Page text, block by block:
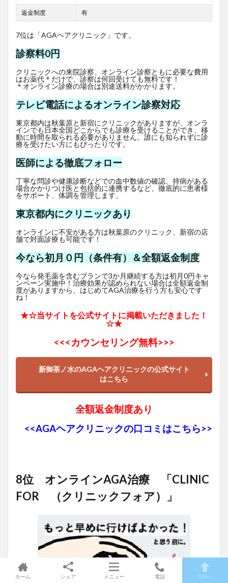
返金制度 有
7位は「AGAヘアクリニック」です。
診察料0円
クリニックへの来院診察、オンライン診察ともに必要な費用
はお薬代＊だけで、診察は何回受けても無料です！
＊オンライン診療の場合は別途送料がかかります。
テレビ電話によるオンライン診察対応
東京都内は秋葉原と新宿にクリニックがありますが、オンラ
インでも日本全国どこからでも診療を受けることができ、移
動に時間を取られる必要がありません。誰にも知られずに診
療を受けたい方にもぴったりです。
医師による徹底フォロー
丁寧な問診や健康診断などでの血中数値の確認、持病がある
場合かかりつけ医と包括的に連携するなど、徹底的に患者様
をサポート、体調を管理します。
東京都内にクリニックあり
オンラインに不安がある方は秋葉原のクリニック、新宿の店
舗で対面診療も可能です！
今なら初月０円（条件有）＆全額返金制度
今なら発毛薬を含むプランで3か月継続する方は初月0円キャ
ンペーン実施中！治療効果が認められない場合は全額返金制
度がありますから、はじめてAGA治療を行う方も安心です
ね！
★☆当サイトを公式サイトに掲載いただきました！
☆★
<<<カウンセリング無料>>>
新御茶ノ水のAGAヘアクリニックの公式サイト
はこちら
全額返金制度あり
<<AGAヘアクリニックの口コミはこちら>>
8位 オンラインAGA治療 「CLINIC
FOR （クリニックフォア）」
ホーム シェア メニュー 電話 TOPへ